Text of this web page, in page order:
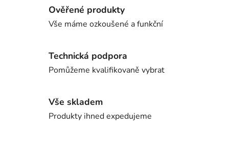
Ověřené produkty
Vše máme ozkoušené a funkční
Technická podpora
Pomůžeme kvalifikovaně vybrat
Vše skladem
Produkty ihned expedujeme